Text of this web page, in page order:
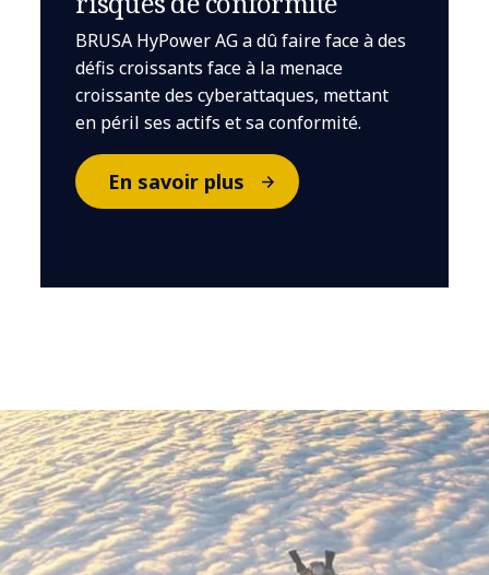
BRUSA HyPower AG a dû faire face à des
défis croissants face à la menace
croissante des cyberattaques, mettant
en péril ses actifs et sa conformité.
En savoir plus